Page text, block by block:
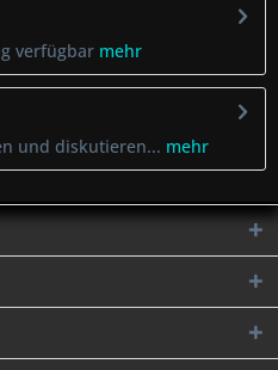
verfügbar mehr
und diskutieren... mehr